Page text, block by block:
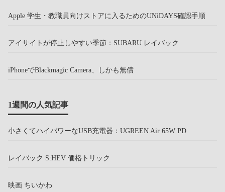
Apple 学生・教職員向けストアに入るためのUNiDAYS確認手順
アイサイトが停止しやすい季節：SUBARU レイバック
iPhoneでBlackmagic Camera、しかも無償
1週間の人気記事
小さくてハイパワーなUSB充電器：UGREEN Air 65W PD
レイバック S:HEV 価格トリック
映画 ちいかわ